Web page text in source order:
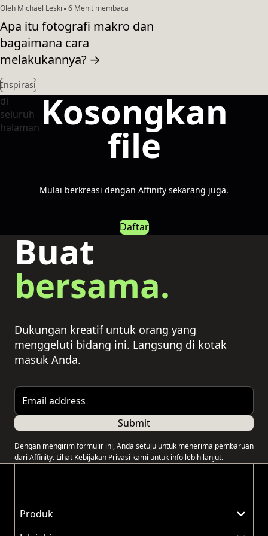
Oleh Michael Leski 6 Menit membaca
Apa itu fotografi makro dan
bagaimana cara
melakukannya? →
Inspirasi
Kosongkan
file
Mulai berkreasi dengan Affinity sekarang juga.
Daftar
Buat
bersama.
Dukungan kreatif untuk orang yang
menggeluti bidang ini. Langsung di kotak
masuk Anda.
Email address
Submit
Dengan mengirim formulir ini, Anda setuju untuk menerima pembaruan
dari Affinity. Lihat Kebijakan Privasi kami untuk info lebih lanjut.
Produk